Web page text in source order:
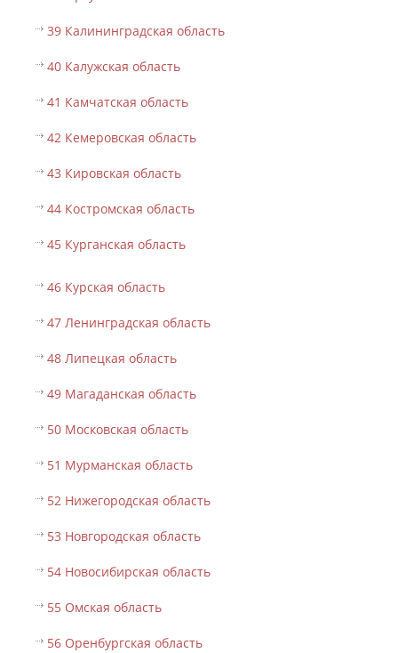
39 Калининградская область
40 Калужская область
41 Камчатская область
42 Кемеровская область
43 Кировская область
44 Костромская область
45 Курганская область
46 Курская область
47 Ленинградская область
48 Липецкая область
49 Магаданская область
50 Московская область
51 Мурманская область
52 Нижегородская область
53 Новгородская область
54 Новосибирская область
55 Омская область
56 Оренбургская область